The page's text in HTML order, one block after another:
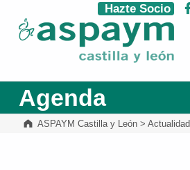
ASPAYM Castilla y León
Hazte Socio
Agenda
ASPAYM Castilla y León> Actualidad